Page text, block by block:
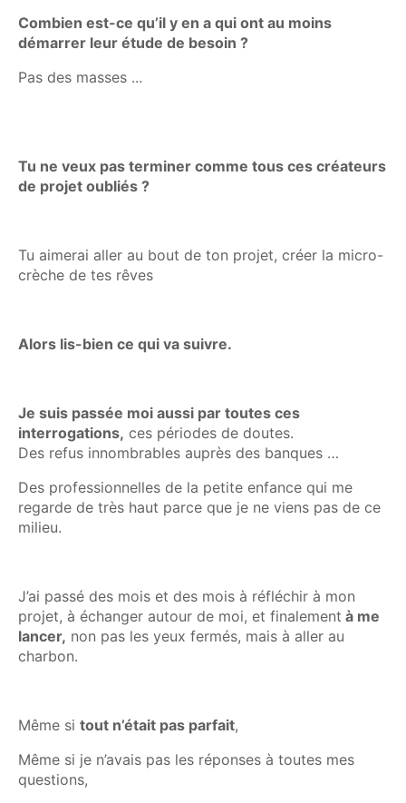
Combien est-ce qu’il y en a qui ont au moins
démarrer leur étude de besoin ?
Pas des masses ...
Tu ne veux pas terminer comme tous ces créateurs
de projet oubliés ?
Tu aimerai aller au bout de ton projet, créer la micro-
crèche de tes rêves
Alors lis-bien ce qui va suivre.
Je suis passée moi aussi par toutes ces
interrogations, ces périodes de doutes.
Des refus innombrables auprès des banques …
Des professionnelles de la petite enfance qui me
regarde de très haut parce que je ne viens pas de ce
milieu.
J’ai passé des mois et des mois à réfléchir à mon
projet, à échanger autour de moi, et finalement à me
lancer, non pas les yeux fermés, mais à aller au
charbon.
Même si tout n’était pas parfait,
Même si je n’avais pas les réponses à toutes mes
questions,